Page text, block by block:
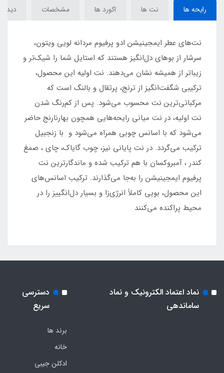
رایحه ها نت ها اکورد ها مشخصات
نت‌های عطر ایمجینیشن ادو پرفیوم مردانه لویی ویتون،
سرشار از بوهای دل‌انگیز هستند که استایل شما را شیک‌تر و
زیباتر از همیشه نشان می‌دهند. نت اولیه این محصول،
ترکیبی شگفت‌انگیز از ترنج، پرتقال و بالنگ است که
مرکباتی‌ترین نت محسوب می‌شود. پس از کم‌رنگ شدن
نت اولیه، در نت میانی رایحه‌هایی همچون بهارنارنج حاضر
می‌شود که با اسانس‌ چوبی همراه می‌شود و با زنجبیل
ترکیب می‌گردد. در نت پایانی نیز، چوب گایاک، چای ، صمغ
کندر ، آمبروکسان با هم ترکیب شده و ماندگارترین نت
پرفیوم ایمجینیشن را به‌جا می‌گذارند. ترکیب اسانس‌های
این محصول، بویی کاملاً انرژی‌زا و بسیار دل‌انگییز را در
محیط پراکنده می‌کنند
نماد اعتماد الکترونیک و نماد
ساماندهی
دسترسی
سریع
برند ها
خانه
ادکلن جیبی